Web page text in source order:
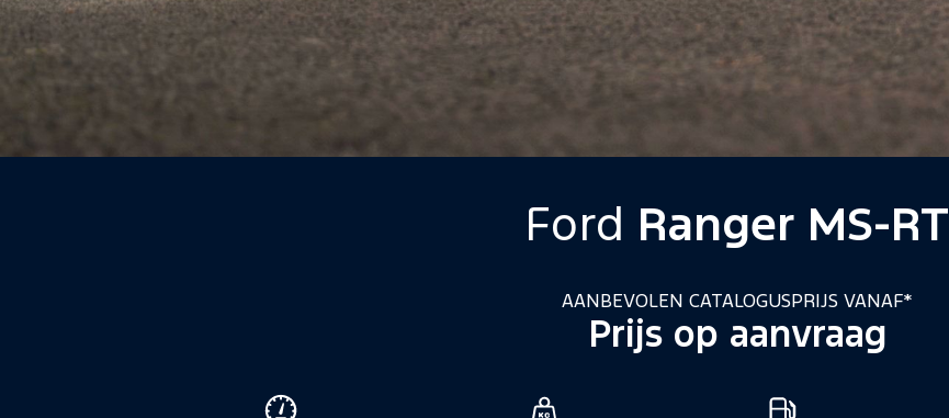
Ford Ranger MS-RT
AANBEVOLEN CATALOGUSPRIJS VANAF*
Prijs op aanvraag
Voertuigspecificaties